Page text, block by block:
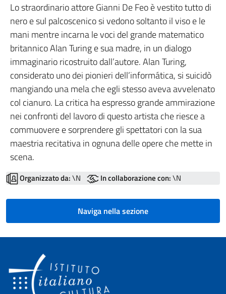
Lo straordinario attore Gianni De Feo è vestito tutto di
nero e sul palcoscenico si vedono soltanto il viso e le
mani mentre incarna le voci del grande matematico
britannico Alan Turing e sua madre, in un dialogo
immaginario ricostruito dall’autore. Alan Turing,
considerato uno dei pionieri dell’informática, si suicidò
mangiando una mela che egli stesso aveva avvelenato
col cianuro. La critica ha espresso grande ammirazione
nei confronti del lavoro di questo artista che riesce a
commuovere e sorprendere gli spettatori con la sua
maestria recitativa in ognuna delle opere che mette in
scena.
Organizzato da:\N In collaborazione con:\N
Naviga nella sezione